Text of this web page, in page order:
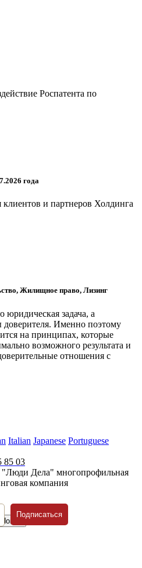
Роспатента по
года
и партнеров Холдинга
Жилищное право, Лизинг
задача, а
доверителя. Именно поэтому
на принципах, которые
возможного результата и
отношения с
Italian Japanese Portuguese
85 03
"Люди Дела" многопрофильная
компания
Подписаться